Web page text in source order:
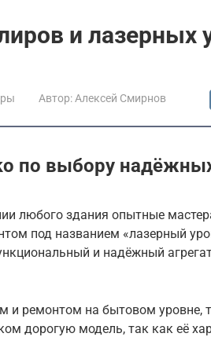
и лазерных
Автор: Алексей Смирнов
по выбору
любого здания опытные
под названием «лазерный
и надёжный
и ремонтом на бытовом уровне,
дорогую модель, так как её